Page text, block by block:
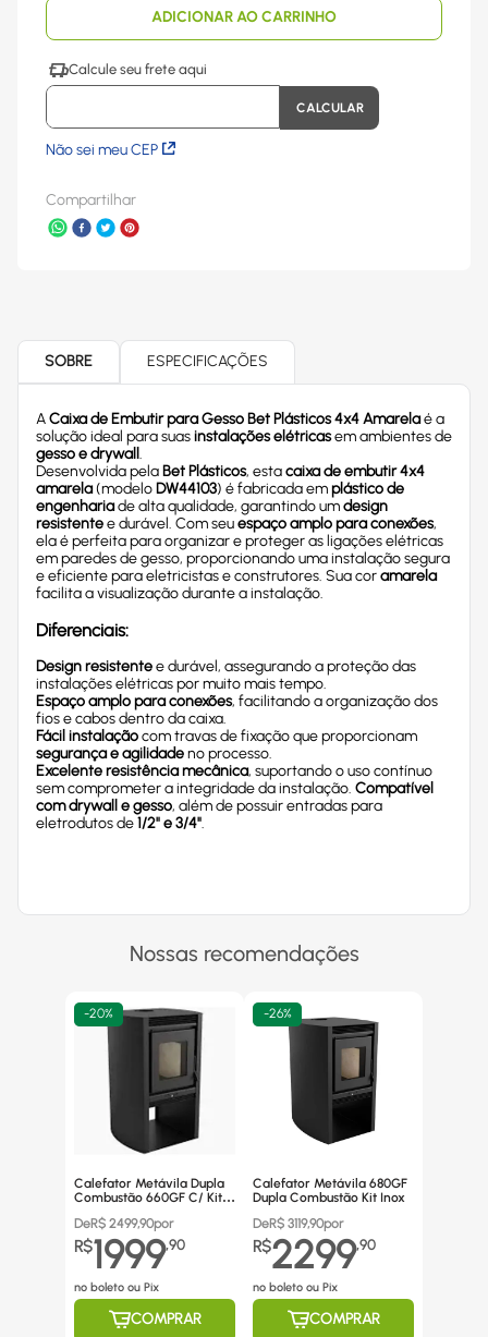
ADICIONAR AO CARRINHO
Não sei meu CEP
Compartilhar
SOBRE ESPECIFICAÇÕES
ACaixa de Embutir para Gesso Bet Plásticos 4x4 Amarelaé a
solução ideal para suasinstalações elétricasem ambientes de
gesso e drywall .
Desenvolvida pelaBet Plásticos, estacaixa de embutir 4x4
amarela(modeloDW44103) é fabricada emplástico de
engenhariade alta qualidade, garantindo umdesign
resistentee durável. Com seuespaço amplo para conexões,
ela é perfeita para organizar e proteger as ligações elétricas
em paredes de gesso, proporcionando uma instalação segura
e eficiente para eletricistas e construtores. Sua coramarela
facilita a visualização durante a instalação.
Diferenciais:
Design resistentee durável, assegurando a proteção das
instalações elétricas por muito mais tempo.
Espaço amplo para conexões, facilitando a organização dos
fios e cabos dentro da caixa.
Fácil instalaçãocom travas de fixação que proporcionam
segurança e agilidadeno processo.
Excelente resistência mecânica, suportando o uso contínuo
sem comprometer a integridade da instalação. Compatível
com drywall e gesso, além de possuir entradas para
eletrodutos de1/2" e 3/4".
Nossas recomendações
-20%
Calefator Metávila Dupla
Combustão 660GF C/ Kit
DeR$ 2499,90por
R$1999,90
no boleto ou Pix
COMPRAR
-26%
Calefator Metávila 680GF
Dupla Combustão Kit Inox
DeR$ 3119,90por
R$2299,90
no boleto ou Pix
COMPRAR